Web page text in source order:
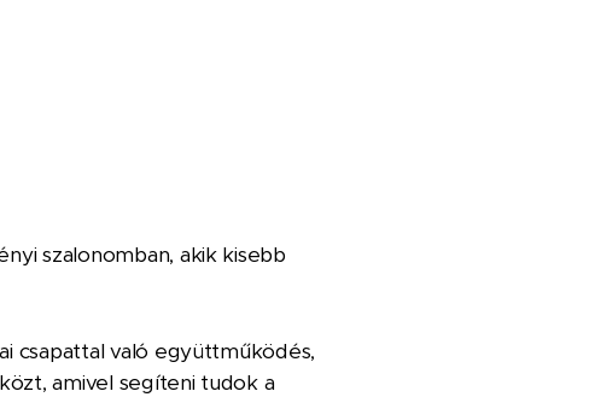
szalonomban, akik kisebb
csapattal való együttműködés,
amivel segíteni tudok a